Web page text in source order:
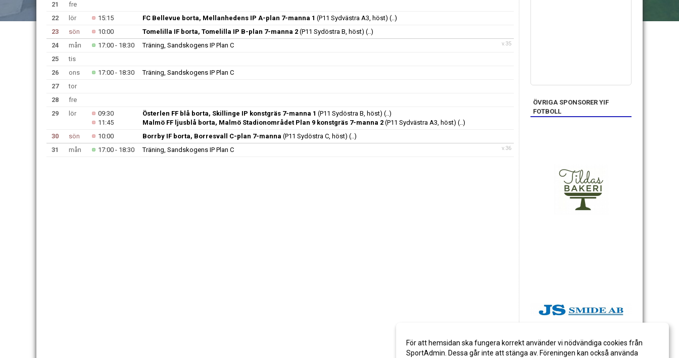
21
fre
22
lör 15:15 FC Bellevue borta, Mellanhedens IP A-plan 7-manna 1 (P11 Sydvästra A3, höst) (..)
23
sön 10:00 Tomelilla IF borta, Tomelilla IP B-plan 7-manna 2 (P11 Sydöstra B, höst) (..)
v.35
24 mån 17:00 - 18:30
Träning, Sandskogens IP Plan C
25
tis
26
ons 17:00 - 18:30
Träning, Sandskogens IP Plan C
27
tor
28
fre
29
lör 09:30 Österlen FF blå borta, Skillinge IP konstgräs 7-manna 1 (P11 Sydöstra B, höst) (..)
11:45
Malmö FF ljusblå borta, Malmö Stadionområdet Plan 9 konstgräs 7-manna 2 (P11 Sydvästra A3, höst) (..)
30
sön 10:00 Borrby IF borta, Borresvall C-plan 7-manna (P11 Sydöstra C, höst) (..)
v.36
31 mån 17:00 - 18:30 Träning, Sandskogens IP Plan C
ÖVRIGA SPONSORER YIF
FOTBOLL
För att hemsidan ska fungera korrekt använder vi nödvändiga cookies från
SportAdmin. Dessa går inte att stänga av. Föreningen kan också använda